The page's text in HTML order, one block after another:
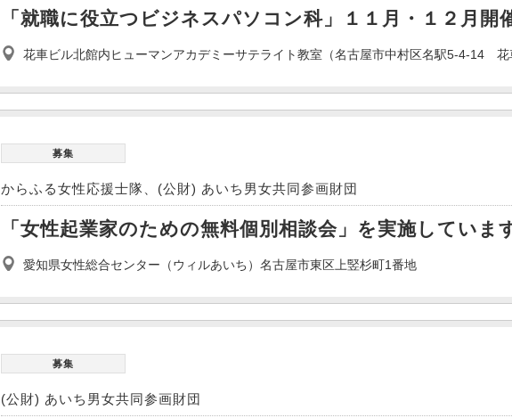
「就職に役立つビジネスパソコン科」１１月・１２月開
花車ビル北館内ヒューマンアカデミーサテライト教室（名古屋市中村区名駅5-4-14 花
募集
からふる女性応援士隊、(公財) あいち男女共同参画財団
「女性起業家のための無料個別相談会」を実施していま
愛知県女性総合センター（ウィルあいち）名古屋市東区上竪杉町1番地
募集
(公財) あいち男女共同参画財団